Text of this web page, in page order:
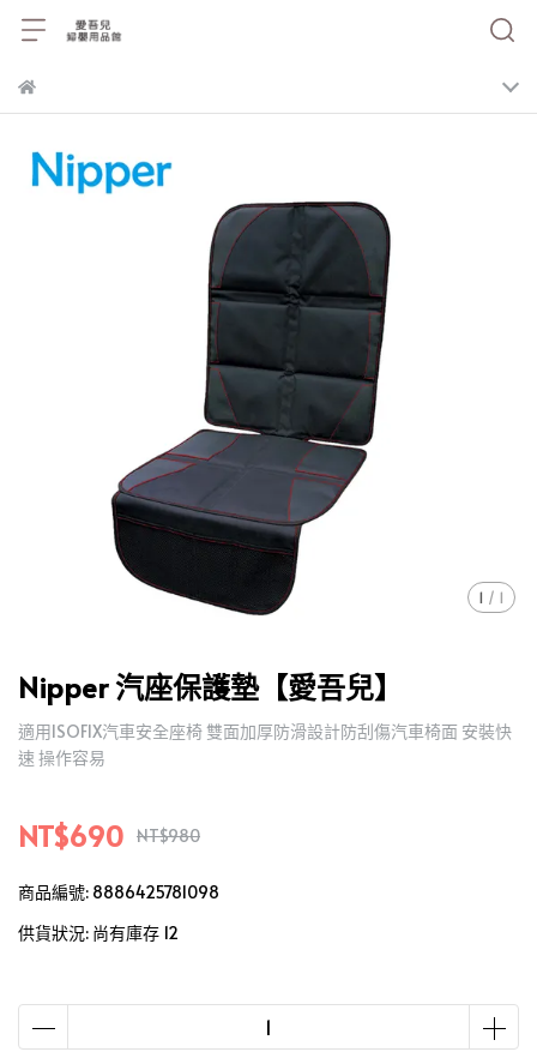
1 / 1
Nipper 汽座保護墊【愛吾兒】
適用ISOFIX汽車安全座椅 雙面加厚防滑設計防刮傷汽車椅面 安裝快
速 操作容易
NT$690 NT$980
商品編號: 8886425781098
供貨狀況: 尚有庫存 12